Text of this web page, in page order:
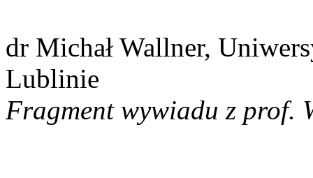
dr Michał Wallner,
Lublinie
Fragment wywiadu z prof.